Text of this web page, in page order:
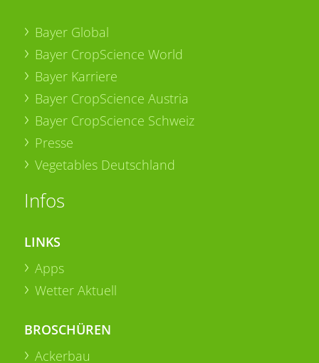
Bayer Global
Bayer CropScience World
Bayer Karriere
Bayer CropScience Austria
Bayer CropScience Schweiz
Presse
Vegetables Deutschland
Infos
LINKS
Apps
Wetter Aktuell
BROSCHÜREN
Ackerbau